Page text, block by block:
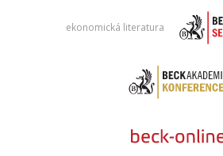
ekonomická literatura